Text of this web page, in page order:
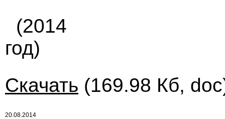
(2014
год)
Скачать (169.98 Кб,
20.08.2014